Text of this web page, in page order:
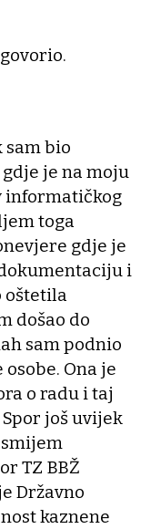
sam bio
je na moju
informatičkog
toga
gdje je
i
oštetila
došao do
sam podnio
Ona je
o radu i taj
još uvijek
TZ BBŽ
Državno
kaznene